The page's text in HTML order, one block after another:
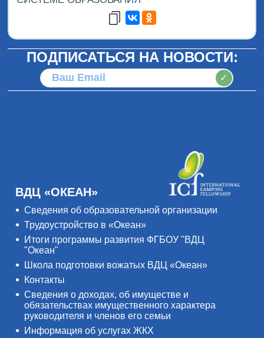
ПОДПИСАТЬСЯ НА НОВОСТИ:
✓
ВДЦ «ОКЕАН»
Сведения об образовательной организации
Трудоустройство в «Океан»
Итоги программы развития ФГБОУ "ВДЦ
"Океан"
Школа подготовки вожатых ВДЦ «Океан»
Контакты
Сведения о доходах, об имуществе и
обязательствах имущественного характера
руководителя и членов его семьи
Информация об услугах ЖКХ